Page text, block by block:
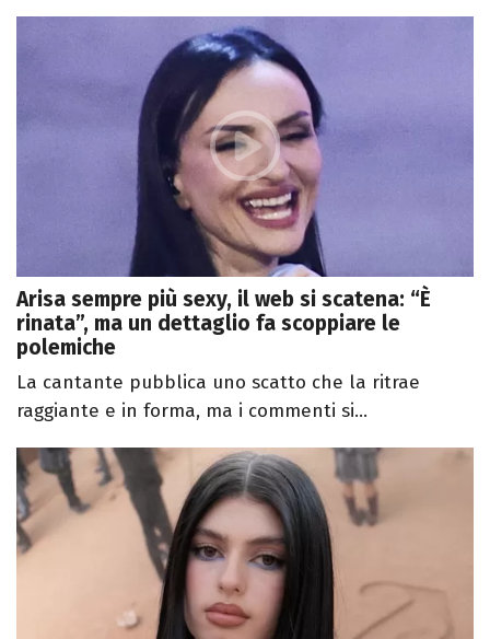
Arisa sempre più sexy, il web si scatena: “È
rinata”, ma un dettaglio fa scoppiare le
polemiche
La cantante pubblica uno scatto che la ritrae
raggiante e in forma, ma i commenti si...